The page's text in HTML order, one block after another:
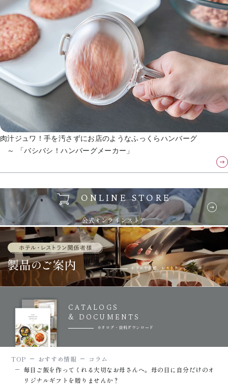
肉汁ジュワ！手を汚さずにお店のようなふっくらハンバーグ
～ 「バシバシ！ハンバーグメーカー」
ONLINE STORE
公式オンラインストア
ホテルや旅館、レストランに
CATALOGS
& DOCUMENTS
カタログ・資料ダウンロード
TOP おすすめ情報
コラム
毎日ご飯を作ってくれる大切なお母さんへ。母の日に自分だけのオ
リジナルギフトを贈りませんか？